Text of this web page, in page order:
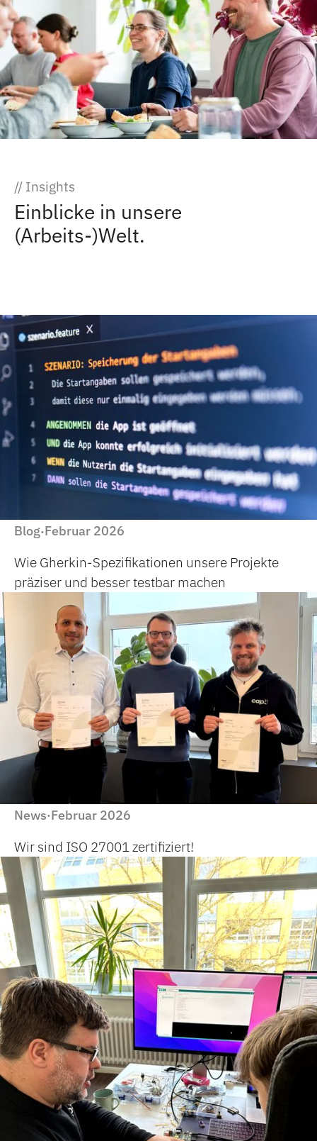
// Insights
Einblicke in unsere
(Arbeits-)Welt.
Blog·Februar 2026
Wie Gherkin-Spezifikationen unsere Projekte
präziser und besser testbar machen
News·Februar 2026
Wir sind ISO 27001 zertifiziert!